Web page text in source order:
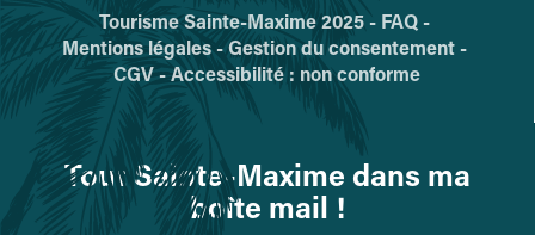
Tourisme Sainte-Maxime 2025 - FAQ -
Mentions légales -Gestion du consentement -
CGV -Accessibilité : non conforme
Tout Sainte-Maxime dans ma
boîte mail !